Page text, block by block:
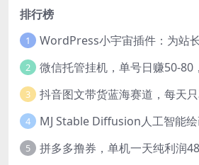
排行榜
1
2
3
4
5